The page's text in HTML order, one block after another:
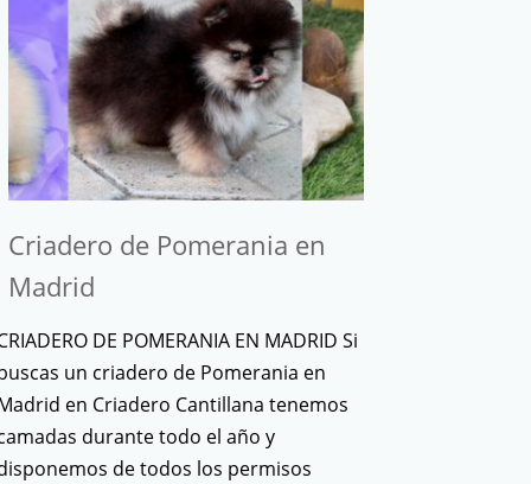
Criadero de Pomerania en
Madrid
DE POMERANIA EN MADRID Si
un criadero de Pomerania en
en Criadero Cantillana tenemos
durante todo el año y
de todos los permisos